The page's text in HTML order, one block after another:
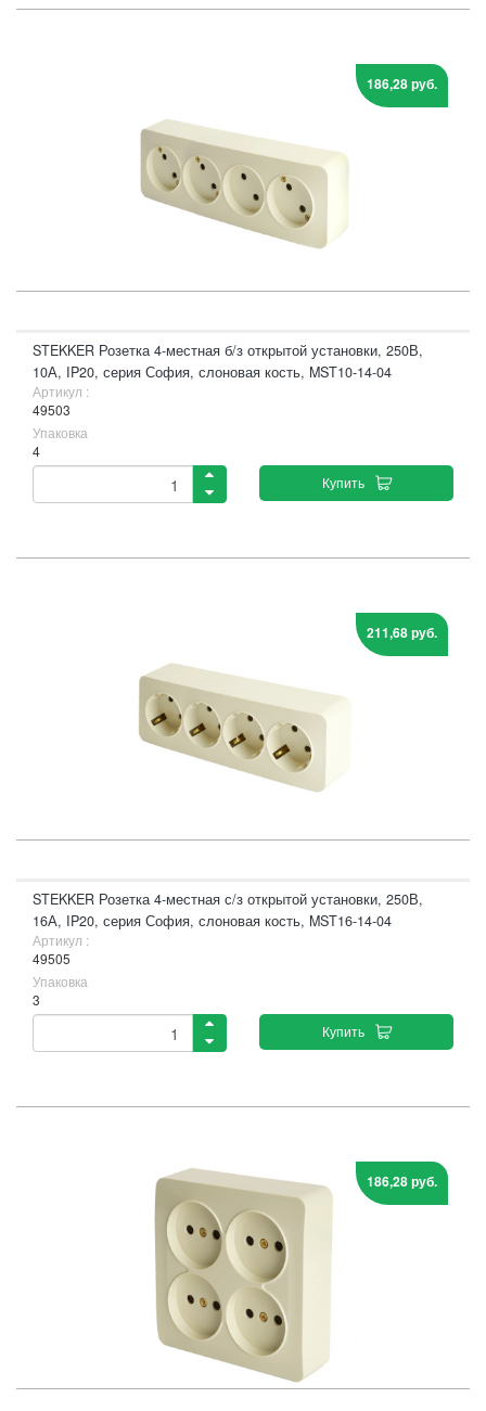
186,28 руб.
STEKKER Розетка 4-местная б/з открытой установки, 250В,
10А, IP20, серия София, слоновая кость, MST10-14-04
Артикул :
49503
Упаковка
4
Купить
211,68 руб.
STEKKER Розетка 4-местная с/з открытой установки, 250В,
16А, IP20, серия София, слоновая кость, MST16-14-04
Артикул :
49505
Упаковка
3
Купить
186,28 руб.